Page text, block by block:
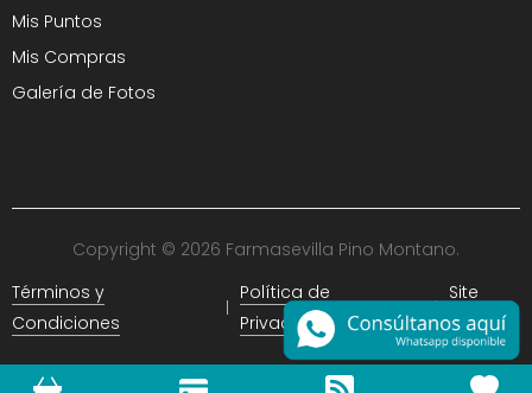
Mis Puntos
Mis Compras
Galería de Fotos
Copyright © 2026 Farmasevilla Pino Montano.
Términos y
Condiciones
Política de
Privacidad
Site
Map